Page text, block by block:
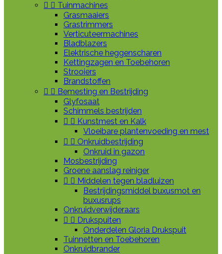
  Tuinmachines
Grasmaaiers
Grastrimmers
Verticuteermachines
Bladblazers
Elektrische heggenscharen
Kettingzagen en Toebehoren
Strooiers
Brandstoffen
  Bemesting en Bestrijding
Glyfosaat
Schimmels bestrijden
  Kunstmest en Kalk
Vloeibare plantenvoeding en mest
  Onkruidbestrijding
Onkruid in gazon
Mosbestrijding
Groene aanslag reiniger
  Middelen tegen bladluizen
Bestrijdingsmiddel buxusmot en
buxusrups
Onkruidverwijderaars
  Drukspuiten
Onderdelen Gloria Drukspuit
Tuinnetten en Toebehoren
Onkruidbrander